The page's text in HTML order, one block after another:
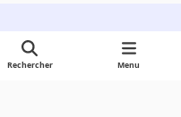
Rechercher Menu